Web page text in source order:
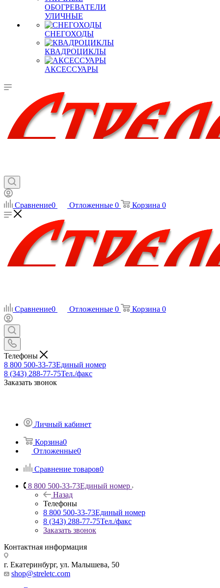
ОБОГРЕВАТЕЛИ
УЛИЧНЫЕ
СНЕГОХОДЫ
КВАДРОЦИКЛЫ
АКСЕССУАРЫ
Сравнение0 Отложенные 0 Корзина 0
Сравнение0 Отложенные 0 Корзина 0
Телефоны
8 800 500-33-73Единый номер
8 (343) 288-77-75Тел./факс
Заказать звонок
Личный кабинет
Корзина0
Отложенные0
Сравнение товаров0
8 800 500-33-73Единый номер
Назад
Телефоны
8 800 500-33-73Единый номер
8 (343) 288-77-75Тел./факс
Заказать звонок
Контактная информация
г. Екатеринбург, ул. Малышева, 50
shop@streletc.com